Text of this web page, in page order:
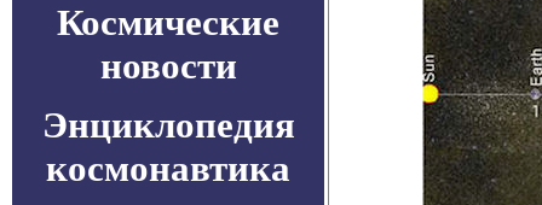
Космические
новости
Энциклопедия
космонавтика